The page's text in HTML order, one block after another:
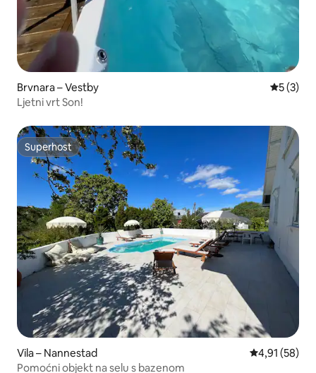
Brvnara – Vestby
5 (3)
Ljetni vrt Son!
Superhost
Superhost
Vila – Nannestad Prosječna
4,91 (58)
Pomoćni objekt na selu s bazenom